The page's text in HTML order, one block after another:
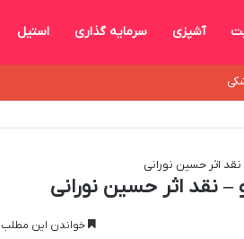
آشپزی سرمایه گذاری استیل
اثر حسین نورانی
نقد اثر حسین نورانی
خواندن این مطلب 15 دقیقه زمان میبرد